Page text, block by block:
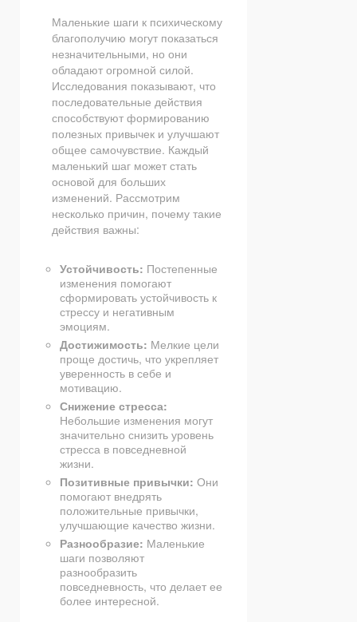
Маленькие шаги к психическому
благополучию могут показаться
незначительными, но они
обладают огромной силой.
Исследования показывают, что
последовательные действия
способствуют формированию
полезных привычек и улучшают
общее самочувствие. Каждый
маленький шаг может стать
основой для больших
изменений. Рассмотрим
несколько причин, почему такие
действия важны:
Устойчивость: Постепенные
изменения помогают
сформировать устойчивость к
стрессу и негативным
эмоциям.
Достижимость: Мелкие цели
проще достичь, что укрепляет
уверенность в себе и
мотивацию.
Снижение стресса:
Небольшие изменения могут
значительно снизить уровень
стресса в повседневной
жизни.
Позитивные привычки: Они
помогают внедрять
положительные привычки,
улучшающие качество жизни.
Разнообразие: Маленькие
шаги позволяют
разнообразить
повседневность, что делает ее
более интересной.